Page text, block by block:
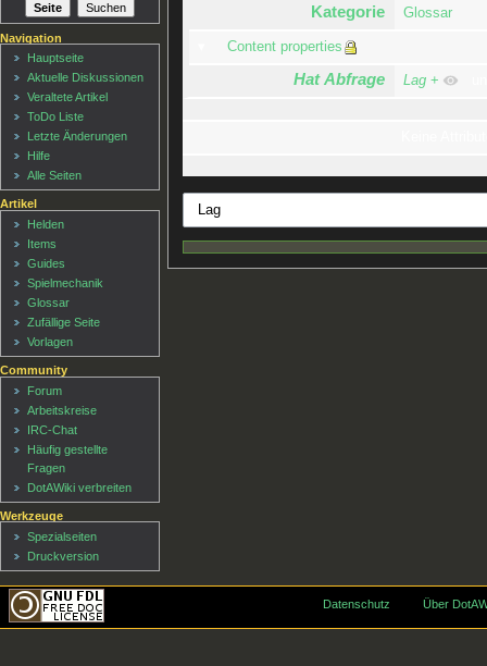
Kategorie Glossar
Content properties
Hat Abfrage Lag +
Navigation
Hauptseite
Aktuelle Diskussionen
Veraltete Artikel
ToDo Liste
Letzte Änderungen
Hilfe
Alle Seiten
Artikel
Helden
Items
Guides
Spielmechanik
Glossar
Zufällige Seite
Vorlagen
Community
Forum
Arbeitskreise
IRC-Chat
Häufig gestellte
Fragen
DotAWiki verbreiten
Werkzeuge
Spezialseiten
Druckversion
Datenschutz Über